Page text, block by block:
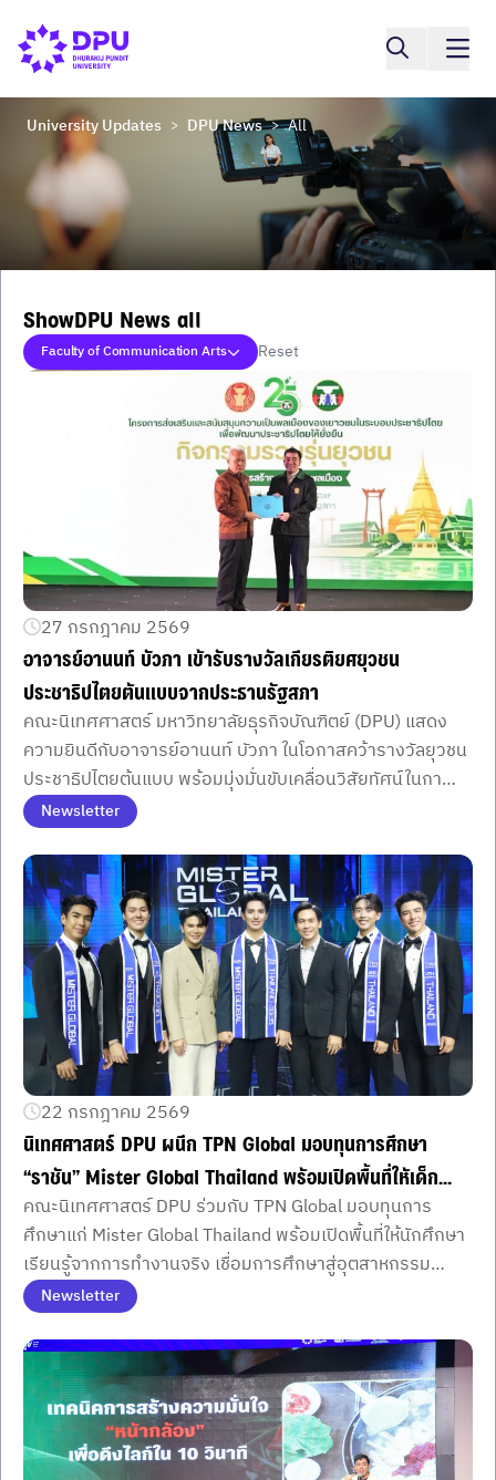
University Updates > DPU News > All
ShowDPU News all
Faculty of Communication Arts Reset
27 กรกฎาคม 2569
อาจารย์อานนท์ บัวภา เข้ารับรางวัลเกียรติยศยุวชน
ประชาธิปไตยต้นแบบจากประธานรัฐสภา
คณะนิเทศศาสตร์ มหาวิทยาลัยธุรกิจบัณฑิตย์ (DPU) แสดง
ความยินดีกับอาจารย์อานนท์ บัวภา ในโอกาสคว้ารางวัลยุวชน
ประชาธิปไตยต้นแบบ พร้อมมุ่งมั่นขับเคลื่อนวิสัยทัศน์ในกา
รพัฒนาครีเอเตอร์รุ่นใหม่ที่มีคุณภาพและมีคุณธรรม
Newsletter
22 กรกฎาคม 2569
นิเทศศาสตร์ DPU ผนึก TPN Global มอบทุนการศึกษา
“ราชัน” Mister Global Thailand พร้อมเปิดพื้นที่ให้เด็ก
อีเวนต์ลงมือสร้างประสบการณ์จริงในอุตสาหกรรมอีเวนต์–
บันเทิง
คณะนิเทศศาสตร์ DPU ร่วมกับ TPN Global มอบทุนการ
ศึกษาแก่ Mister Global Thailand พร้อมเปิดพื้นที่ให้นักศึกษา
เรียนรู้จากการทำงานจริง เชื่อมการศึกษาสู่อุตสาหกรรม
อีเวนต์และบันเทิงอย่างเป็นรูปธรรม
Newsletter